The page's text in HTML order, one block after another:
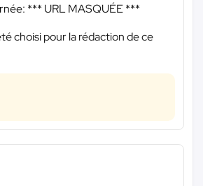
*** URL MASQUÉE ***
choisi pour la rédaction de ce